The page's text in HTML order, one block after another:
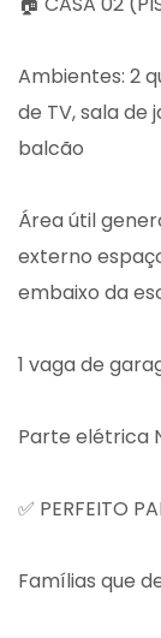
Ambientes: 2
de TV, sala
balcão
Área útil
externo
embaixo da
1 vaga de
Parte elétrica
✅ PERFEITO
Famílias que